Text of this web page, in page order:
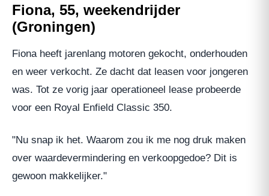
Fiona, 55, weekendrijder
(Groningen)
Fiona heeft jarenlang motoren gekocht, onderhouden
en weer verkocht. Ze dacht dat leasen voor jongeren
was. Tot ze vorig jaar operationeel lease probeerde
voor een Royal Enfield Classic 350.
"Nu snap ik het. Waarom zou ik me nog druk maken
over waardevermindering en verkoopgedoe? Dit is
gewoon makkelijker."